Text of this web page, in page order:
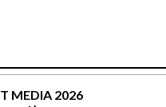
MEDIA 2026